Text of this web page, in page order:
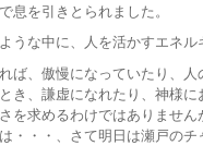
息を引きとられました。
うな中に、人を活かすエネ
ば、傲慢になっていたり、
き、謙虚になれたり、神様
を求めるわけではありませ
・・・、さて明日は瀬戸の